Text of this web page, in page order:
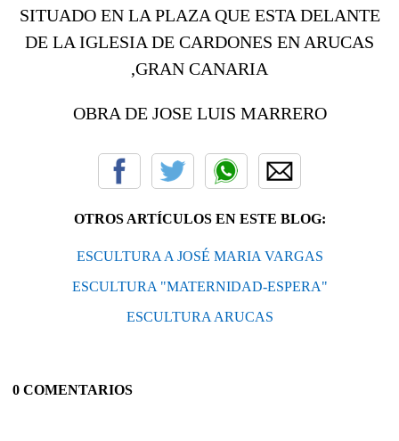
SITUADO EN LA PLAZA QUE ESTA DELANTE
DE LA IGLESIA DE CARDONES EN ARUCAS
,GRAN CANARIA
OBRA DE JOSE LUIS MARRERO
OTROS ARTÍCULOS EN ESTE BLOG:
ESCULTURA A JOSÉ MARIA VARGAS
ESCULTURA "MATERNIDAD-ESPERA"
ESCULTURA ARUCAS
0 COMENTARIOS